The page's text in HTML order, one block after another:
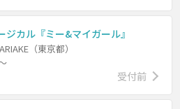
ジカル『ミー&マイガール』
（東京都）
受付前